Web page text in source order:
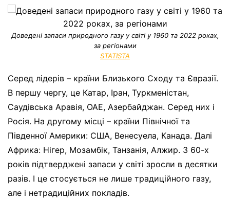
Доведені запаси природного газу у світі у 1960 та 2022 роках,
за регіонами
STATISTA
Серед лідерів – країни Близького Сходу та Євразії.
В першу чергу, це Катар, Іран, Туркменістан,
Саудівська Аравія, ОАЕ, Азербайджан. Серед них і
Росія. На другому місці – країни Північної та
Південної Америки: США, Венесуела, Канада. Далі
Африка: Нігер, Мозамбік, Танзанія, Алжир. З 60-х
років підтверджені запаси у світі зросли в десятки
разів. І це стосується не лише традиційного газу,
але і нетрадиційних покладів.